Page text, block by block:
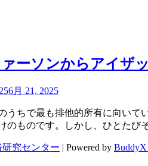
ーソンからアイザ
6月 21, 2025
うちで最も排他的所有に向い
のものです。しかし、ひとたび
研究センター | Powered by BuddyX